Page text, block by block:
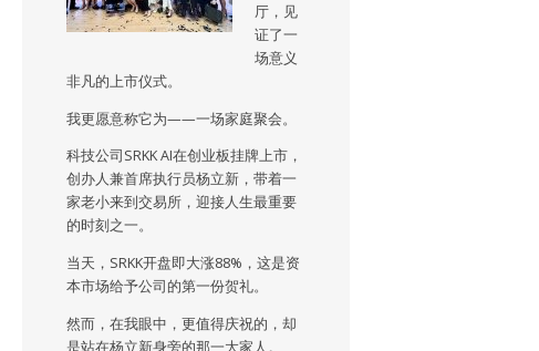
厅，见
证了一
场意义
非凡的上市仪式。
我更愿意称它为——一场家庭聚会。
科技公司SRKK AI在创业板挂牌上市，
创办人兼首席执行员杨立新，带着一
家老小来到交易所，迎接人生最重要
的时刻之一。
当天，SRKK开盘即大涨88%，这是资
本市场给予公司的第一份贺礼。
然而，在我眼中，更值得庆祝的，却
是站在杨立新身旁的那一大家人。